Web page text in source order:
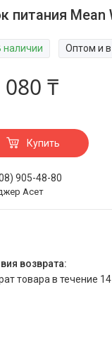
питания Mean
наличии Оптом и
080 ₸
Купить
905-48-80
Асет
товара в течение